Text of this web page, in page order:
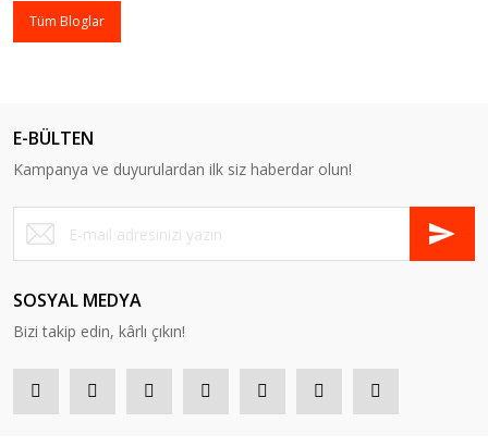
Tüm Bloglar
E-BÜLTEN
Kampanya ve duyurulardan ilk siz haberdar olun!
SOSYAL MEDYA
Bizi takip edin, kârlı çıkın!